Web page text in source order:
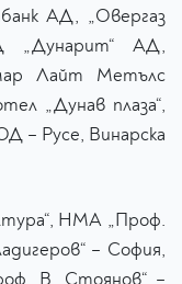
АД, „Овергаз
„Дунарит“ АД,
Лайт Метълс
„Дунав плаза“,
– Русе, Винарска
НМА „Проф.
– София,
В. Стоянов“ –